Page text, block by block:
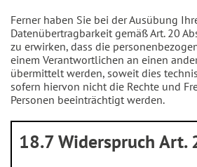
Ferner haben Sie bei der Ausübung
Datenübertragbarkeit gemäß Art. 20
zu erwirken, dass die
einem Verantwortlichen an einen
übermittelt werden, soweit dies
sofern hiervon nicht die Rechte und
Personen beeinträchtigt werden.
18.7 Widerspruch Art.